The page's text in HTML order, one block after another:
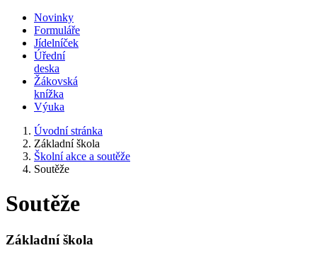
Novinky
Formuláře
Jídelníček
Úřední
deska
Žákovská
knížka
Výuka
Úvodní stránka
Základní škola
Školní akce a soutěže
Soutěže
Soutěže
Základní škola